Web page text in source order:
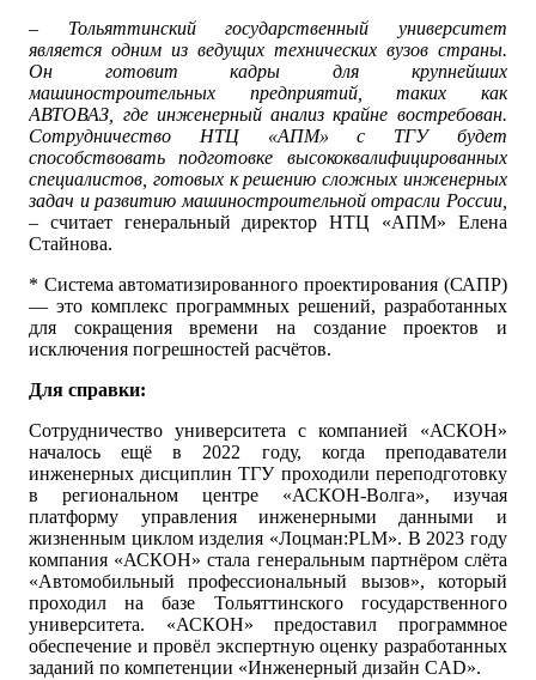
– Тольяттинский государственный университет
является одним из ведущих технических вузов страны.
Он готовит кадры для крупнейших
машиностроительных предприятий, таких как
АВТОВАЗ, где инженерный анализ крайне востребован.
Сотрудничество НТЦ «АПМ» с ТГУ будет
способствовать подготовке высококвалифицированных
специалистов, готовых к решению сложных инженерных
задач и развитию машиностроительной отрасли России,
– считает генеральный директор НТЦ «АПМ» Елена
Стайнова.
* Система автоматизированного проектирования (САПР)
— это комплекс программных решений, разработанных
для сокращения времени на создание проектов и
исключения погрешностей расчётов.
Для справки:
Сотрудничество университета с компанией «АСКОН»
началось ещё в 2022 году, когда преподаватели
инженерных дисциплин ТГУ проходили переподготовку
в региональном центре «АСКОН-Волга», изучая
платформу управления инженерными данными и
жизненным циклом изделия «Лоцман:PLM». В 2023 году
компания «АСКОН» стала генеральным партнёром слёта
«Автомобильный профессиональный вызов», который
проходил на базе Тольяттинского государственного
университета. «АСКОН» предоставил программное
обеспечение и провёл экспертную оценку разработанных
заданий по компетенции «Инженерный дизайн CAD».